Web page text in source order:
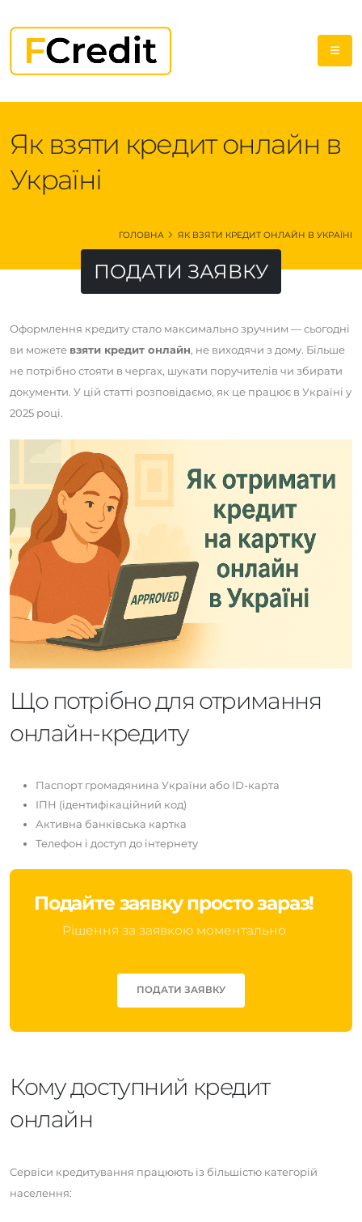
Як взяти кредит онлайн в
Україні
ГОЛОВНА ЯК ВЗЯТИ КРЕДИТ ОНЛАЙН В УКРАЇНІ
ПОДАТИ ЗАЯВКУ
Оформлення кредиту стало максимально зручним — сьогодні
ви можете взяти кредит онлайн, не виходячи з дому. Більше
не потрібно стояти в чергах, шукати поручителів чи збирати
документи. У цій статті розповідаємо, як це працює в Україні у
2025 році.
Що потрібно для отримання
онлайн-кредиту
Паспорт громадянина України або ID-карта
ІПН (ідентифікаційний код)
Активна банківська картка
Телефон і доступ до інтернету
Подайте заявку просто зараз!
Рішення за заявкою моментально
ПОДАТИ ЗАЯВКУ
Кому доступний кредит
онлайн
Сервіси кредитування працюють із більшістю категорій
населення: